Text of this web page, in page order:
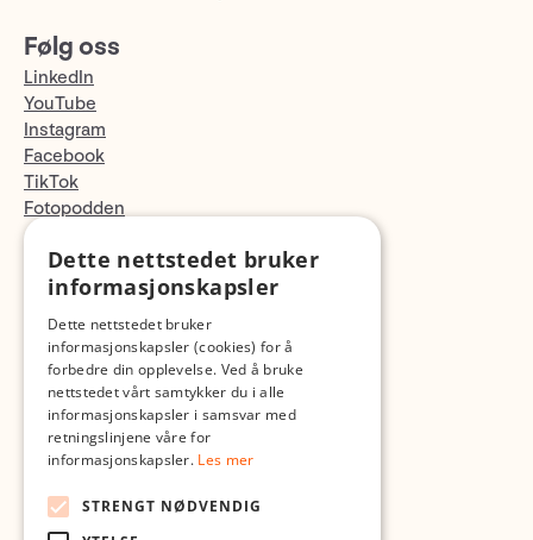
Følg oss
LinkedIn
YouTube
Instagram
Facebook
TikTok
Fotopodden
Med forbehold om skrive- og lagerfeil
Dette nettstedet bruker
informasjonskapsler
Dette nettstedet bruker
informasjonskapsler (cookies) for å
forbedre din opplevelse. Ved å bruke
nettstedet vårt samtykker du i alle
informasjonskapsler i samsvar med
retningslinjene våre for
informasjonskapsler. Les mer
STRENGT NØDVENDIG